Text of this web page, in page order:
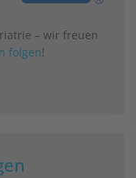
– wir freuen
folgen!